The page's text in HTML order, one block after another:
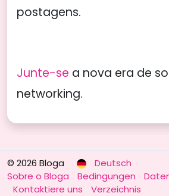
postagens.
Junte-se a nova era de
networking.
© 2026 Bloga
Deutsch
Sobre o Bloga
Bedingungen
Kontaktiere uns
Verzeichnis